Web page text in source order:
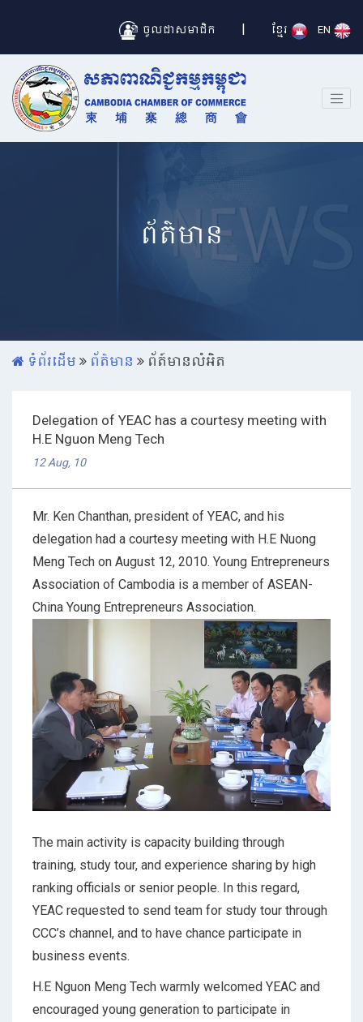
ចូលជាសមាជិក | ខ្មែរ EN
ព័ត៌មាន
ទំព័រដើម ព័ត៌មាន ព័ត៍មានលំអិត
Delegation of YEAC has a courtesy meeting with
H.E Nguon Meng Tech
12 Aug, 10
Mr. Ken Chanthan, president of YEAC, and his
delegation had a courtesy meeting with H.E Nuong
Meng Tech on August 12, 2010. Young Entrepreneurs
Association of Cambodia is a member of ASEAN-
China Young Entrepreneurs Association.
The main activity is capacity building through
training, study tour, and experience sharing by high
ranking officials or senior people. In this regard,
YEAC requested to send team for study tour through
CCC’s channel, and to have chance participate in
business events.
H.E Nguon Meng Tech warmly welcomed YEAC and
encouraged young generation to participate in